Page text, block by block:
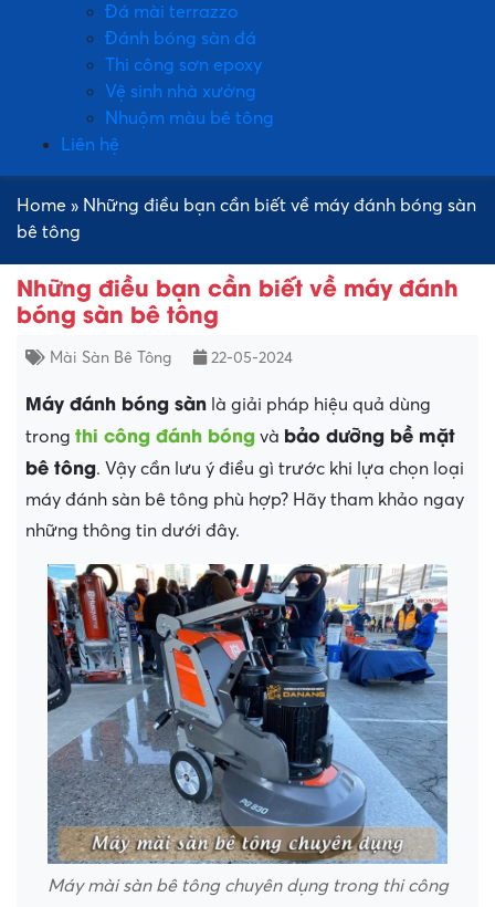
Đá mài terrazzo
Đánh bóng sàn đá
Thi công sơn epoxy
Vệ sinh nhà xưởng
Nhuộm màu bê tông
Liên hệ
Home » Những điều bạn cần biết về máy đánh bóng sàn
bê tông
Những điều bạn cần biết về máy đánh
bóng sàn bê tông
Mài Sàn Bê Tông 22-05-2024
Máy đánh bóng sàn là giải pháp hiệu quả dùng
trong thi công đánh bóng và bảo dưỡng bề mặt
bê tông. Vậy cần lưu ý điều gì trước khi lựa chọn loại
máy đánh sàn bê tông phù hợp? Hãy tham khảo ngay
những thông tin dưới đây.
Máy mài sàn bê tông chuyên dụng trong thi công